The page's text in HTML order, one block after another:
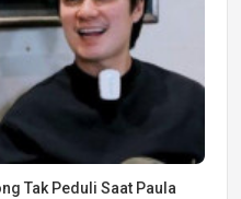
Tak Peduli Saat Paula